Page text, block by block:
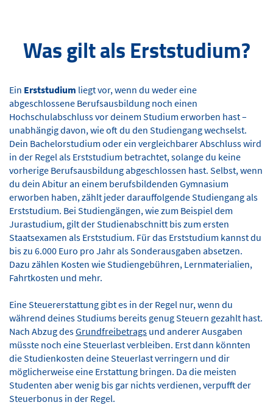
Was gilt als Erststudium?
Ein Erststudium liegt vor, wenn du weder eine
abgeschlossene Berufsausbildung noch einen
Hochschulabschluss vor deinem Studium erworben hast –
unabhängig davon, wie oft du den Studiengang wechselst.
Dein Bachelorstudium oder ein vergleichbarer Abschluss wird
in der Regel als Erststudium betrachtet, solange du keine
vorherige Berufsausbildung abgeschlossen hast. Selbst, wenn
du dein Abitur an einem berufsbildenden Gymnasium
erworben haben, zählt jeder darauffolgende Studiengang als
Erststudium. Bei Studiengängen, wie zum Beispiel dem
Jurastudium, gilt der Studienabschnitt bis zum ersten
Staatsexamen als Erststudium. Für das Erststudium kannst du
bis zu 6.000 Euro pro Jahr als Sonderausgaben absetzen.
Dazu zählen Kosten wie Studiengebühren, Lernmaterialien,
Fahrtkosten und mehr.
Eine Steuererstattung gibt es in der Regel nur, wenn du
während deines Studiums bereits genug Steuern gezahlt hast.
Nach Abzug desGrundfreibetrags und anderer Ausgaben
müsste noch eine Steuerlast verbleiben. Erst dann könnten
die Studienkosten deine Steuerlast verringern und dir
möglicherweise eine Erstattung bringen. Da die meisten
Studenten aber wenig bis gar nichts verdienen, verpufft der
Steuerbonus in der Regel.